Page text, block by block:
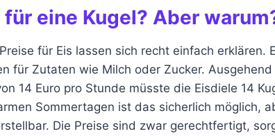
für eine Kugel? Aber
für Eis lassen sich recht einfach erklären.
für Zutaten wie Milch oder Zucker.
14 Euro pro Stunde müsste die Eisdiele 14
Sommertagen ist das sicherlich möglich,
Die Preise sind zwar gerechtfertigt,